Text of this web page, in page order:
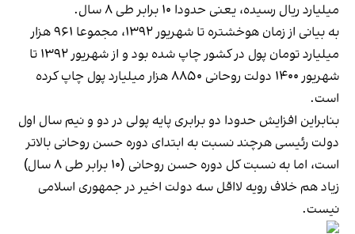
میلیارد ریال رسیده، یعنی حدودا ۱۰ برابر طی ۸ سال.
به بیانی از زمان هوخشتره تا شهریور ۱۳۹۲، مجموعا ۹۶۱ هزار
میلیارد تومان پول در کشور چاپ شده بود و از شهریور ۱۳۹۲ تا
شهریور ۱۴۰۰ دولت روحانی ۸۸۵۰ هزار میلیارد پول چاپ کرده
است.
بنابراین افزایش حدودا دو برابری پایه پولی در دو و نیم سال اول
دولت رئیسی هرچند نسبت به ابتدای دوره حسن روحانی بالاتر
است، اما به نسبت کل دوره حسن روحانی (۱۰ برابر طی ۸ سال)
زیاد هم خلاف رویه لااقل سه دولت اخیر در جمهوری اسلامی
نیست.